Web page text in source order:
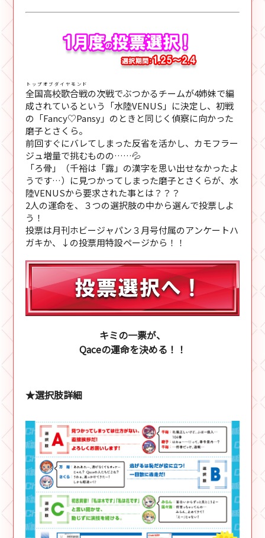
全国高校歌合戦
トップオブダイヤモンド
の次戦でぶつかるチームが4姉妹で編
成されているという「水陸VENUS」に決定し、初戦
の「Fancy♡Pansy」のときと同じく偵察に向かった
磨子とさくら。
前回すぐにバレてしまった反省を活かし、カモフラー
ジュ増量で挑むものの……💦
「ろ骨」（千裕は「露」の漢字を思い出せなかったよ
うです…）に見つかってしまった磨子とさくらが、水
陸VENUSから要求された事とは？？？
2人の運命を、３つの選択肢の中から選んで投票しよ
う！
投票は月刊ホビージャパン３月号付属のアンケートハ
ガキか、↓の投票用特設ページから！！
キミの一票が、
Qaceの運命を決める！！
★選択肢詳細